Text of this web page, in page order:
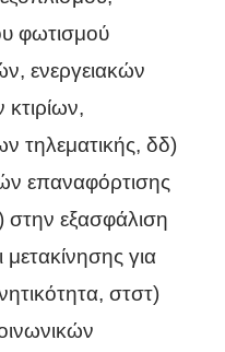
φωτισμού
ενεργειακών
τηλεματικής, δδ)
επαναφόρτισης
στην εξασφάλιση
για
στστ)